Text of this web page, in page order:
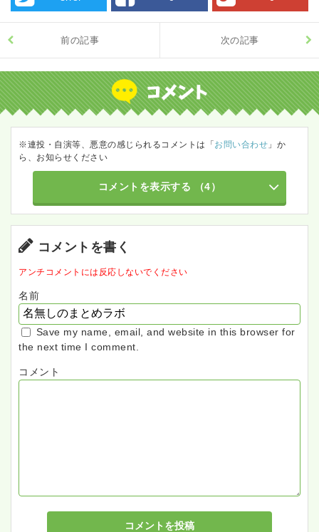
前の記事 次の記事
※連投・自演等、悪意の感じられるコメントは「お問い合わせ 」か
ら、お知らせください
コメントを表示する （4）
コメントを書く
アンチコメントには反応しないでください
名前
Save my name, email, and website in this browser for
the next time I comment.
コメント